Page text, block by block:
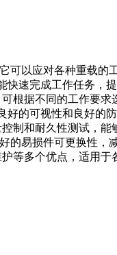
可以应对各种重载的
速完成工作任务，
根据不同的工作要求
的可视性和良好的
制和耐久性测试，
的易损件可更换性，
等多个优点，适用于